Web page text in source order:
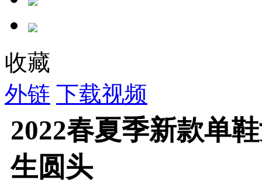
收藏
外链 下载视频
2022春夏季新款单
生圆头